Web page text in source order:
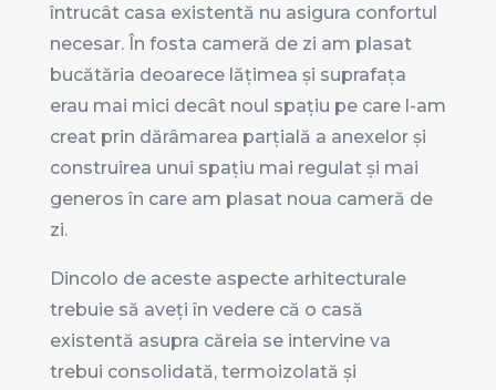
întrucât casa existentă nu asigura confortul
necesar. În fosta cameră de zi am plasat
bucătăria deoarece lățimea și suprafața
erau mai mici decât noul spațiu pe care l-am
creat prin dărâmarea parțială a anexelor și
construirea unui spațiu mai regulat și mai
generos în care am plasat noua cameră de
zi.
Dincolo de aceste aspecte arhitecturale
trebuie să aveți în vedere că o casă
existentă asupra căreia se intervine va
trebui consolidată, termoizolată și